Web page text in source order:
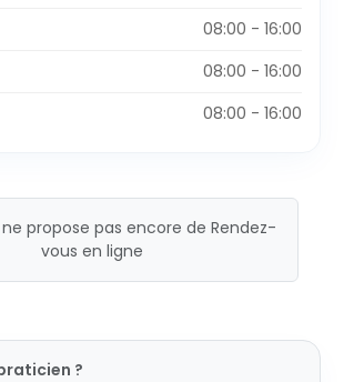
08:00 - 16:00
08:00 - 16:00
08:00 - 16:00
propose pas encore de Rendez-
vous en ligne
?